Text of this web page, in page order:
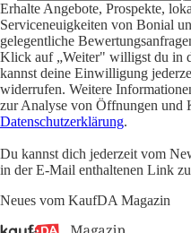
Erhalte Angebote, Prospekte,
Serviceneuigkeiten von Bonial
gelegentliche
Klick auf „Weiter" willigst du in
kannst deine Einwilligung
widerrufen. Weitere
zur Analyse von Öffnungen und
Datenschutzerklärung.
Du kannst dich jederzeit vom
in der E-Mail enthaltenen Link
Neues vom KaufDA Magazin